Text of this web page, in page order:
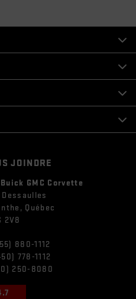
JOINDRE
GMC Corvette
, Québec
2V8
880-1112
778-1112
250-8080